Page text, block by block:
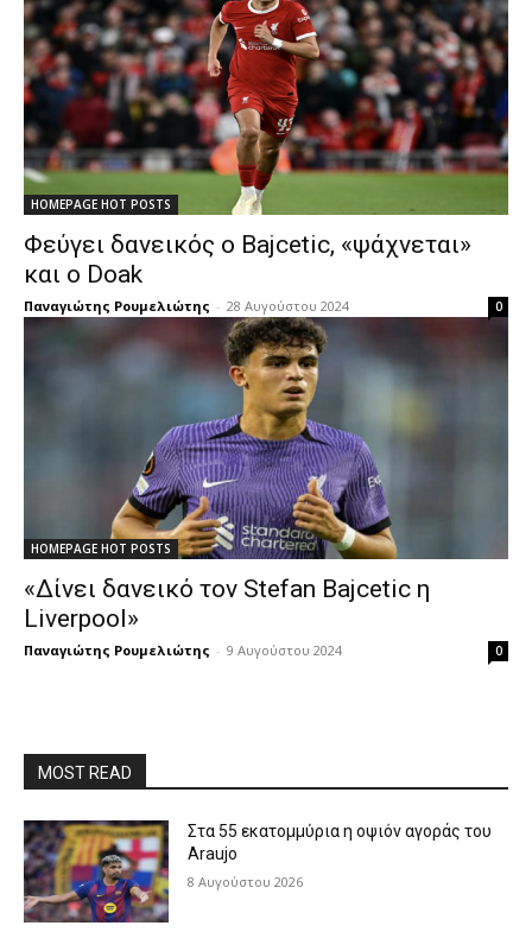
HOMEPAGE HOT POSTS
Φεύγει δανεικός ο Bajcetic, «ψάχνεται»
και ο Doak
Παναγιώτης Ρουμελιώτης - 28 Αυγούστου 2024 0
HOMEPAGE HOT POSTS
«Δίνει δανεικό τον Stefan Bajcetic η
Liverpool»
Παναγιώτης Ρουμελιώτης - 9 Αυγούστου 2024 0
MOST READ
Στα 55 εκατομμύρια η οψιόν αγοράς του
Araujo
8 Αυγούστου 2026